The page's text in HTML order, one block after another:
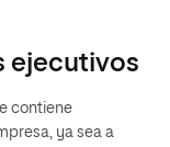
ejecutivos
contiene
ya sea a